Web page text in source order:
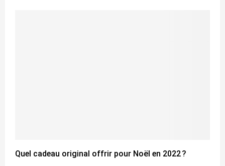
Quel cadeau original offrir pour Noël en 2022 ?